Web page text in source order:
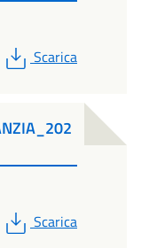
PDF
Scarica
PDF
Scarica